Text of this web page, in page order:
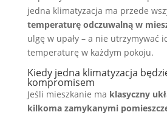
jedna klimatyzacja ma przede
temperaturę odczuwalną w
ulgę w upały – a nie utrzymywać
temperaturę w każdym pokoju.
Kiedy jedna klimatyzacja
kompromisem
Jeśli mieszkanie ma klasyczny
kilkoma zamykanymi